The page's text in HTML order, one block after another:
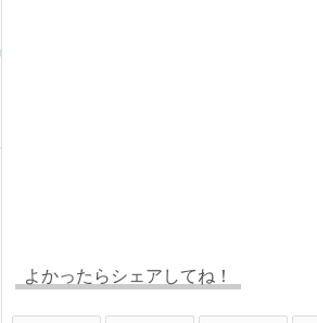
よかったらシェアしてね！